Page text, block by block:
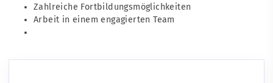
Zahlreiche Fortbildungsmöglichkeiten
Arbeit in einem engagierten Team